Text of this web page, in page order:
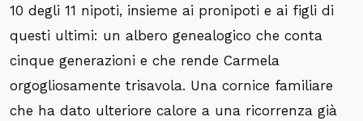
10 degli 11 nipoti, insieme ai pronipoti e ai figli di
questi ultimi: un albero genealogico che conta
cinque generazioni e che rende Carmela
orgogliosamente trisavola. Una cornice familiare
che ha dato ulteriore calore a una ricorrenza già